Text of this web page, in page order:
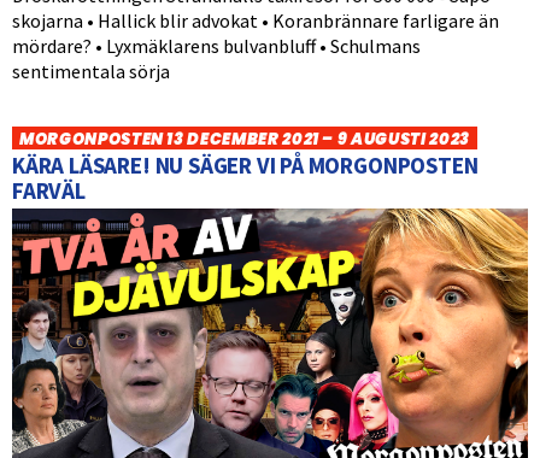
skojarna • Hallick blir advokat • Koranbrännare farligare än
mördare? • Lyxmäklarens bulvanbluff • Schulmans
sentimentala sörja
MORGONPOSTEN 13 DECEMBER 2021 – 9 AUGUSTI 2023
KÄRA LÄSARE! NU SÄGER VI PÅ MORGONPOSTEN
FARVÄL